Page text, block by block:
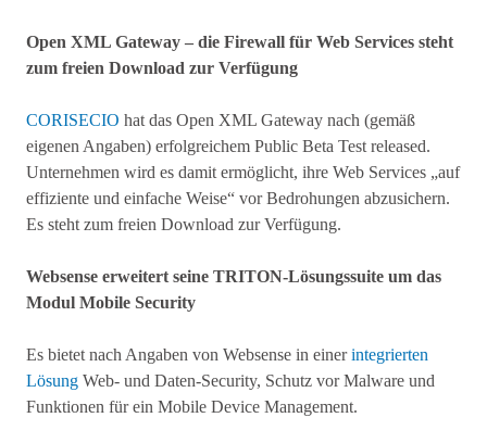
Open XML Gateway – die Firewall für Web Services steht
zum freien Download zur Verfügung
CORISECIO hat das Open XML Gateway nach (gemäß
eigenen Angaben) erfolgreichem Public Beta Test released.
Unternehmen wird es damit ermöglicht, ihre Web Services „auf
effiziente und einfache Weise“ vor Bedrohungen abzusichern.
Es steht zum freien Download zur Verfügung.
Websense erweitert seine TRITON-Lösungssuite um das
Modul Mobile Security
Es bietet nach Angaben von Websense in einerintegrierten
Lösung Web- und Daten-Security, Schutz vor Malware und
Funktionen für ein Mobile Device Management.